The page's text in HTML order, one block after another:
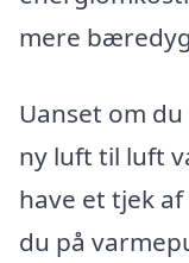
mere
Uanset om
ny luft til luft
have et tjek
du på